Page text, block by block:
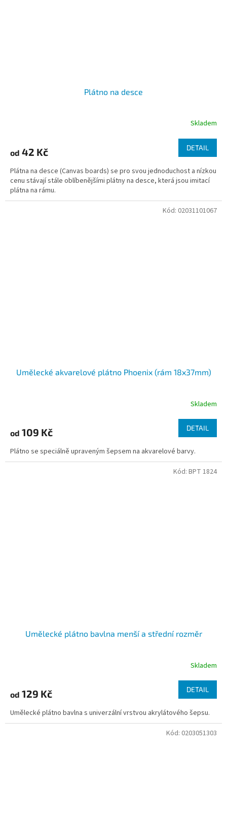
Plátno na desce
Skladem
od 42 Kč DETAIL
Plátna na desce (Canvas boards) se pro svou jednoduchost a nízkou
cenu stávají stále oblíbenějšími plátny na desce, která jsou imitací
plátna na rámu.
Umělecké akvarelové plátno Phoenix (rám 18x37mm)
Skladem
od 109 Kč DETAIL
Plátno se speciálně upraveným šepsem na akvarelové barvy.
Kód: 02031101067
Umělecké plátno bavlna menší a střední rozměr
Skladem
od 129 Kč DETAIL
Umělecké plátno bavlna s univerzální vrstvou akrylátového šepsu.
Kód: BPT 1824
Kód: 0203051303